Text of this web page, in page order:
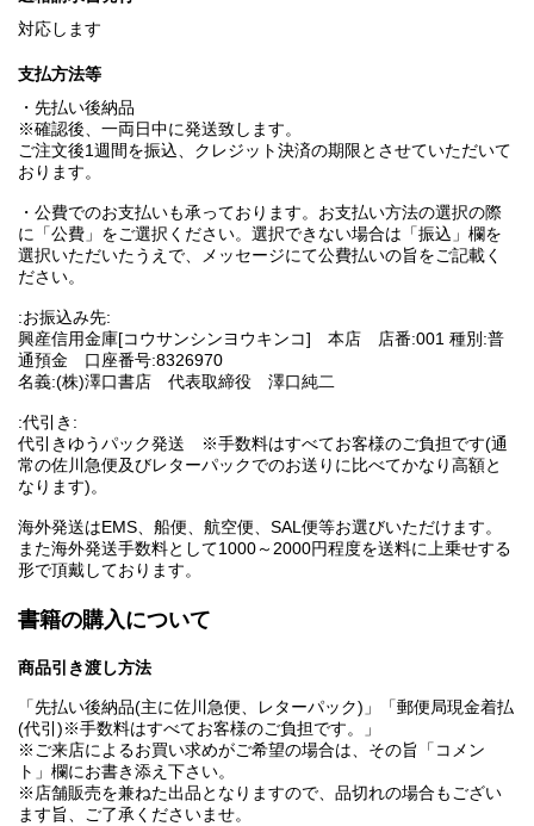
対応します
支払方法等
・先払い後納品
※確認後、一両日中に発送致します。
ご注文後1週間を振込、クレジット決済の期限とさせていただいて
おります。
・公費でのお支払いも承っております。お支払い方法の選択の際
に「公費」をご選択ください。選択できない場合は「振込」欄を
選択いただいたうえで、メッセージにて公費払いの旨をご記載く
ださい。
:お振込み先:
興産信用金庫[コウサンシンヨウキンコ] 本店 店番:001 種別:普
通預金 口座番号:8326970
名義:(株)澤口書店 代表取締役 澤口純二
:代引き:
代引きゆうパック発送 ※手数料はすべてお客様のご負担です(通
常の佐川急便及びレターパックでのお送りに比べてかなり高額と
なります)。
海外発送はEMS、船便、航空便、SAL便等お選びいただけます。
また海外発送手数料として1000～2000円程度を送料に上乗せする
形で頂戴しております。
書籍の購入について
商品引き渡し方法
「先払い後納品(主に佐川急便、レターパック)」「郵便局現金着払
(代引)※手数料はすべてお客様のご負担です。」
※ご来店によるお買い求めがご希望の場合は、その旨「コメン
ト」欄にお書き添え下さい。
※店舗販売を兼ねた出品となりますので、品切れの場合もござい
ます旨、ご了承くださいませ。